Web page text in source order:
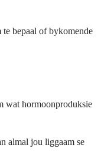
te bepaal of bykomende
wat hormoonproduksie
almal jou liggaam se